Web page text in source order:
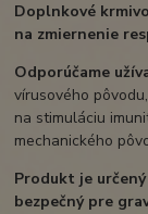
Doplnkové
na zmiernenie
Odporúčame
vírusového pôvodu,
na stimuláciu
mechanického
Produkt je
bezpečný pre